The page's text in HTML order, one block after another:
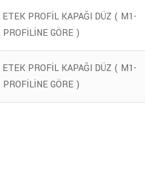
ETEK PROFİL KAPAĞI DÜZ ( M1-
PROFİLİNE GÖRE )
ETEK PROFİL KAPAĞI DÜZ ( M1-
PROFİLİNE GÖRE )